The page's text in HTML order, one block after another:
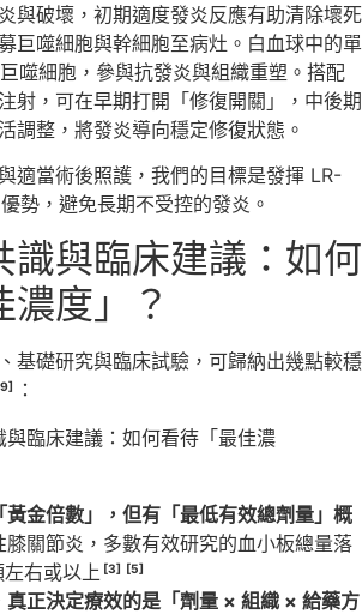
與破壞，初期適度發炎反應有助清除壞死
巨噬細胞與幹細胞至病灶。白血球中的單
噬細胞，參與抗發炎與組織重塑。搭配
射，可在早期打開「修復開關」，中後期
調整，將發炎導向穩定修復狀態。
適當術後照護，我們的目標是發揮 LR-
勢，避免長期不受控的發炎。
識與臨床建議：如何
濃度」？
基礎研究與臨床試驗，可歸納出幾點較穩
：
黃金倍數」，但有「最低有效總劑量」概
膝關節炎，多數有效研究的血小板總量落
右或以上 [3] [5]
真正決定療效的是「劑量 × 組織 × 給藥方